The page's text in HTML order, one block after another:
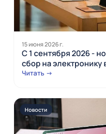
15 июня 2026 г.
С 1 сентября 2026 -
сбор на электронику
Читать →
Новости